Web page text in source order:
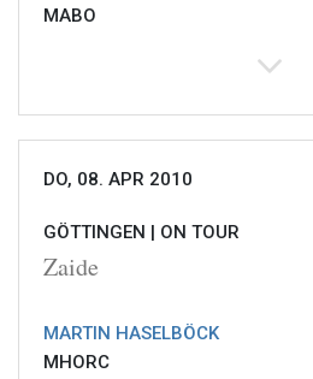
MABO
DO, 08. APR 2010
GÖTTINGEN | ON TOUR
Zaide
MARTIN HASELBÖCK
MHORC